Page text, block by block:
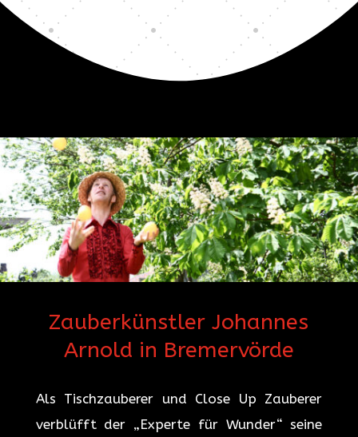
Zauberkünstler Johannes
Arnold in Bremervörde
Als Tischzauberer und Close Up Zauberer
verblüfft der „Experte für Wunder“ seine